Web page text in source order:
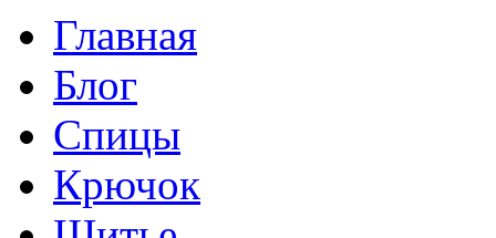
Главная
Блог
Спицы
Крючок